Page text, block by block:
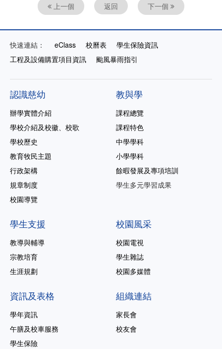
上一個 返回 下一個
快速連結： eClass 校曆表
學生保險資訊
工程及設備購置項目資訊
颱風暴雨指引
認識慈幼
辦學實體介紹
學校介紹及校徽、校歌
學校歷史
教育牧民主題
行政架構
規章制度
校園導覽
教與學
課程總覽
課程特色
中學學科
小學學科
餘暇發展及專項培訓
學生多元學習成果
學生支援
教導與輔導
宗教培育
生涯規劃
校園風采
校園電視
學生雜誌
校園多媒體
資訊及表格
學年資訊
午膳及校車服務
學生保險
組織連結
家長會
校友會